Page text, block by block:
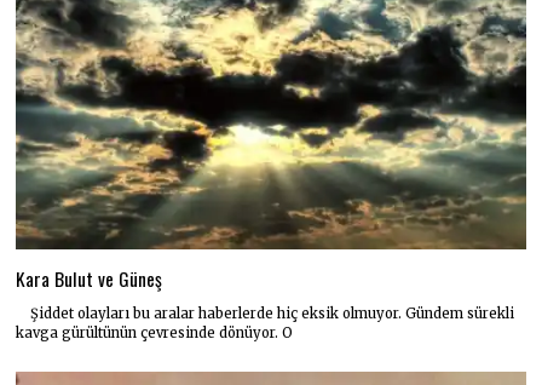
Kara Bulut ve Güneş
Şiddet olayları bu aralar haberlerde hiç eksik olmuyor. Gündem sürekli
kavga gürültünün çevresinde dönüyor. O